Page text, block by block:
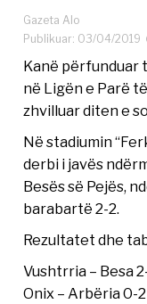
Gazeta Alo
Publikuar: 03/04/2019
Kanë përfunduar
në Ligën e Parë
zhvilluar diten e
Në stadiumin
derbi i javës
Besës së Pejës,
barabartë 2-2.
Rezultatet dhe
Vushtrria – Besa
Onix – Arbëria 0-2